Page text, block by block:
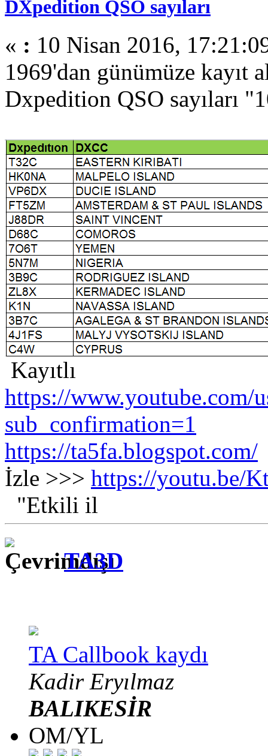
DXpedition QSO sayıları
« : 10 Nisan 2016,
1969'dan günümüze kayıt
Dxpedition QSO sayıları
Kayıtlı
https://www.youtube.com/
sub_confirmation=1
https://ta5fa.blogspot.com/
İzle >>> https://youtu.be/
"Etkili il
TA3D
TA Callbook kaydı
Kadir Eryılmaz
BALIKESİR
OM/YL